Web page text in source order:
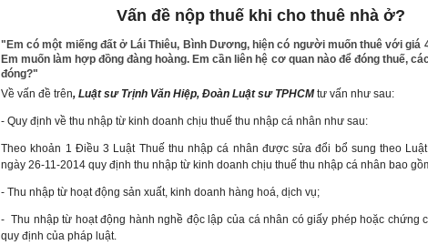
Vấn đề nộp thuế khi cho thuê nhà ở?
"Em có một miếng đất ở Lái Thiêu, Bình Dương, hiện có người muốn thuê với giá
Em muốn làm hợp đồng đàng hoàng. Em cần liên hệ cơ quan nào để đóng thuế,
đóng?"
Về vấn đề trên, Luật sư Trịnh Văn Hiệp, Đoàn Luật sư TPHCMtư vấn như sau:
- Quy định về thu nhập từ kinh doanh chịu thuế thu nhập cá nhân như sau:
Theo khoản 1 Điều 3 Luật Thuế thu nhập cá nhân được sửa đổi bổ sung theo
ngày 26-11-2014 quy định thu nhập từ kinh doanh chịu thuế thu nhập cá nhân bao
- Thu nhập từ hoạt động sản xuất, kinh doanh hàng hoá, dịch vụ;
- Thu nhập từ hoạt động hành nghề độc lập của cá nhân có giấy phép hoặc chứng
quy định của pháp luật.